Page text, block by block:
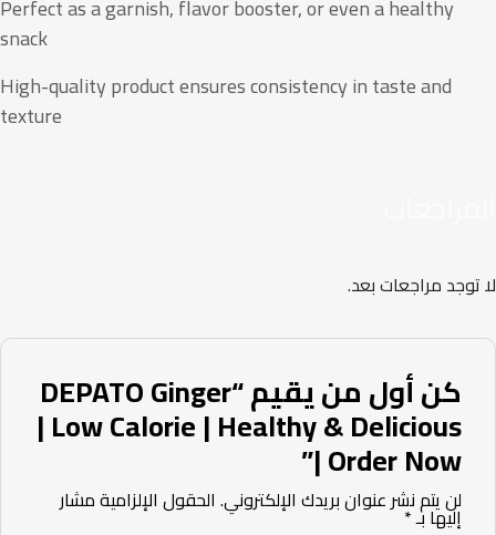
Perfect as a garnish, flavor booster, or even a healthy
snack
High-quality product ensures consistency in taste and
texture
مراجعات بعد.
كن أول من يقيم “DEPATO Ginger
| Low Calorie | Healthy & Delicious
| Order Now”
لن يتم نشر عنوان بريدك الإلكتروني. الحقول الإلزامية مشار
إليها بـ*